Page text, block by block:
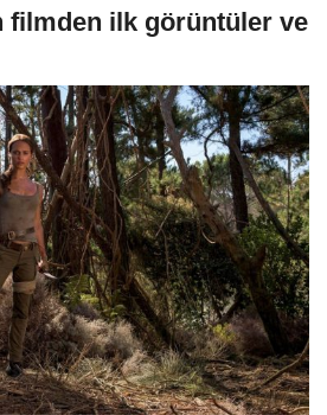
filmden ilk görüntüler ve